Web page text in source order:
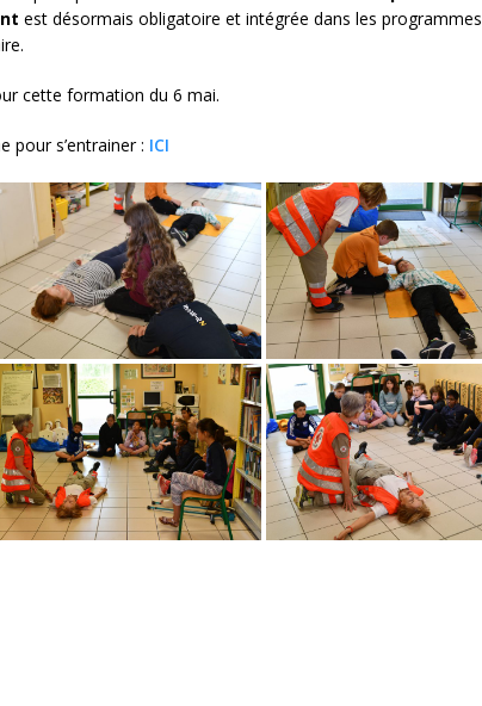
est désormais obligatoire et intégrée dans les programmes
cette formation du 6 mai.
pour s’entrainer : ICI